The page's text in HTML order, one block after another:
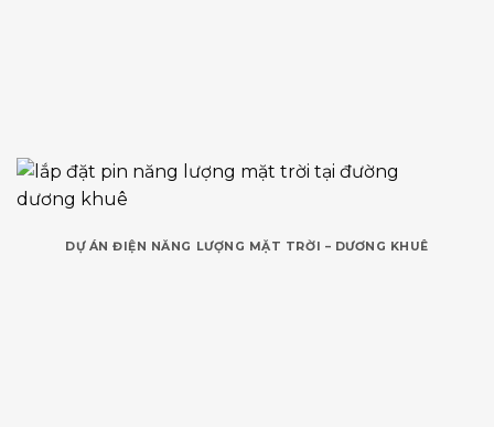
DỰ ÁN ĐIỆN NĂNG LƯỢNG MẶT TRỜI – DƯƠNG KHUÊ